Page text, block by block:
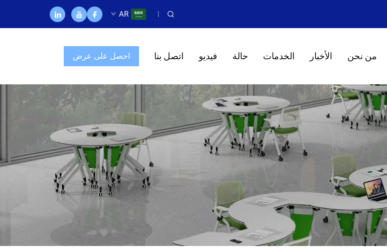
AR
من نحن الأخبار الخدمات حالة فيديو اتصل بنا احصل على عرض